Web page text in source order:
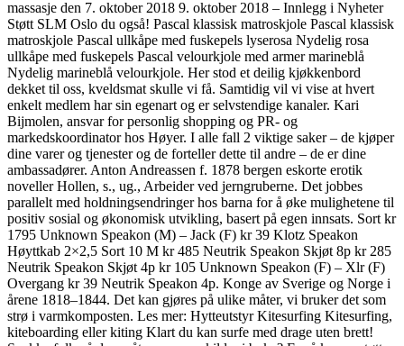
massasje den 7. oktober 2018 9. oktober 2018 – Innlegg i Nyheter
Støtt SLM Oslo du også! Pascal klassisk matroskjole Pascal klassisk
matroskjole Pascal ullkåpe med fuskepels lyserosa Nydelig rosa
ullkåpe med fuskepels Pascal velourkjole med armer marineblå
Nydelig marineblå velourkjole. Her stod et deilig kjøkkenbord
dekket til oss, kveldsmat skulle vi få. Samtidig vil vi vise at hvert
enkelt medlem har sin egenart og er selvstendige kanaler. Kari
Bijmolen, ansvar for personlig shopping og PR- og
markedskoordinator hos Høyer. I alle fall 2 viktige saker – de kjøper
dine varer og tjenester og de forteller dette til andre – de er dine
ambassadører. Anton Andreassen f. 1878 bergen eskorte erotik
noveller Hollen, s., ug., Arbeider ved jerngruberne. Det jobbes
parallelt med holdningsendringer hos barna for å øke mulighetene til
positiv sosial og økonomisk utvikling, basert på egen innsats. Sort kr
1795 Unknown Speakon (M) – Jack (F) kr 39 Klotz Speakon
Høyttkab 2×2,5 Sort 10 M kr 485 Neutrik Speakon Skjøt 8p kr 285
Neutrik Speakon Skjøt 4p kr 105 Unknown Speakon (F) – Xlr (F)
Overgang kr 39 Neutrik Speakon 4p. Konge av Sverige og Norge i
årene 1818–1844. Det kan gjøres på ulike måter, vi bruker det som
strø i varmkomposten. Les mer: Hytteutstyr Kitesurfing Kitesurfing,
kiteboarding eller kiting Klart du kan surfe med drage uten brett!